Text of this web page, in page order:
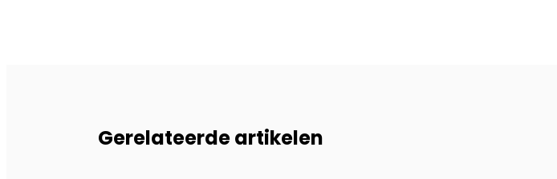
Gerelateerde artikelen